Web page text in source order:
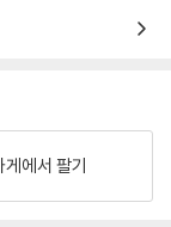
게에서 팔기